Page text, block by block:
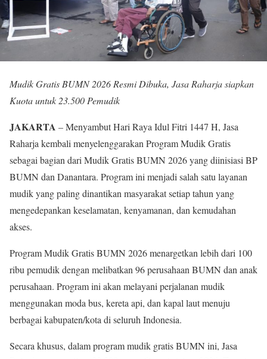
Mudik Gratis BUMN 2026 Resmi Dibuka, Jasa Raharja siapkan
Kuota untuk 23.500 Pemudik
JAKARTA – Menyambut Hari Raya Idul Fitri 1447 H, Jasa
Raharja kembali menyelenggarakan Program Mudik Gratis
sebagai bagian dari Mudik Gratis BUMN 2026 yang diinisiasi BP
BUMN dan Danantara. Program ini menjadi salah satu layanan
mudik yang paling dinantikan masyarakat setiap tahun yang
mengedepankan keselamatan, kenyamanan, dan kemudahan
akses.
Program Mudik Gratis BUMN 2026 menargetkan lebih dari 100
ribu pemudik dengan melibatkan 96 perusahaan BUMN dan anak
perusahaan. Program ini akan melayani perjalanan mudik
menggunakan moda bus, kereta api, dan kapal laut menuju
berbagai kabupaten/kota di seluruh Indonesia.
Secara khusus, dalam program mudik gratis BUMN ini, Jasa